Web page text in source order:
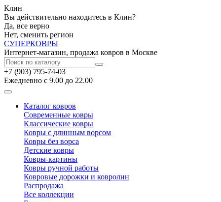
Клин
Вы действительно находитесь в Клин?
Да, все верно
Нет, сменить регион
СУПЕРКОВРЫ
Интернет-магазин, продажа ковров в Москве
+7 (903) 795-74-03
Ежедневно с 9.00 до 22.00
Каталог ковров
Современные ковры
Классические ковры
Ковры с длинным ворсом
Ковры без ворса
Детские ковры
Ковры-картины
Ковры ручной работы
Ковровые дорожки и ковролин
Распродажа
Все коллекции